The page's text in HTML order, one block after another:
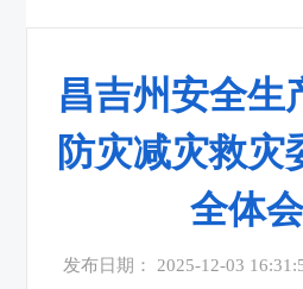
昌吉州安全生
防灾减灾救灾
全体
发布日期： 2025-12-03